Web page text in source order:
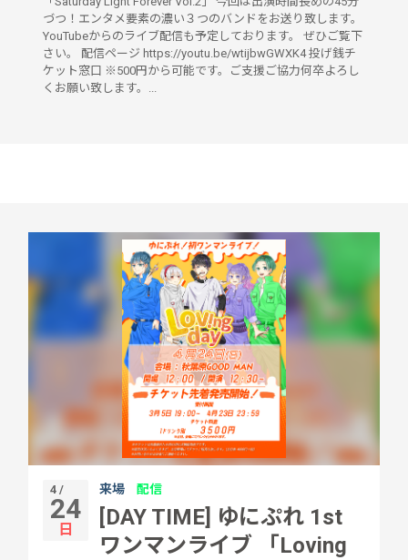
づつ！エンタメ要素の濃い３つのバンドをお送り致します。
YouTubeからのライブ配信も予定しております。 ぜひご覧下
さい。 配信ページ https://youtu.be/wtijbwGWXK4 投げ銭チ
ケット窓口 ※500円から可能です。ご支援ご協力何卒よろし
くお願い致します。...
4 /
24
日
来場 配信
[DAY TIME] ゆにぷれ 1st
ワンマンライブ 「Loving